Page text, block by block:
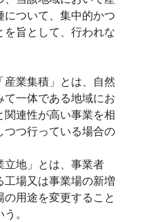
ついて、集中的かつ
旨として、行われな
産業集積」とは、自然
一体である地域にお
連性が高い事業を相
つ行っている場合の
立地」とは、事業者
場又は事業場の新増
用途を変更すること
。